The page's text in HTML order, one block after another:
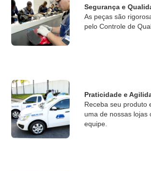
Segurança e
As peças são
pelo Controle de
Praticidade e
Receba seu produto
uma de nossas lojas
equipe.